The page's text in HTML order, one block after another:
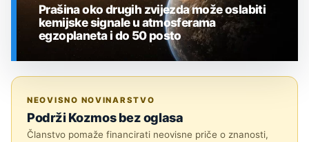
Prašina oko drugih zvijezda može oslabiti
kemijske signale u atmosferama
egzoplaneta i do 50 posto
NEOVISNO NOVINARSTVO
Podrži Kozmos bez oglasa
Članstvo pomaže financirati neovisne priče o znanosti,